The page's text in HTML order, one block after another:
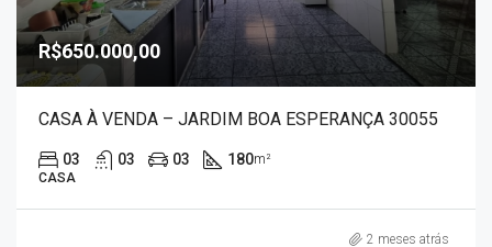
R$650.000,00
CASA À VENDA – JARDIM BOA ESPERANÇA 30055
03 03 03 180m²
CASA
2 meses atrás